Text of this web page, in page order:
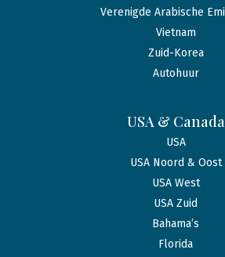
Verenigde Arabische
Vietnam
Zuid-Korea
Autohuur
USA & Canada
USA
USA Noord & Oost
USA West
USA Zuid
Bahama’s
Florida